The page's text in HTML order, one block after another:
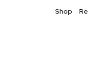
Shop